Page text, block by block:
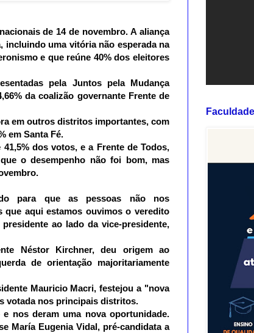
de 14 de novembro. A aliança
incluindo uma vitória não esperada na
e que reúne 40% dos eleitores
pela Juntos pela Mudança
da coalizão governante Frente de
em outros distritos importantes, com
em Santa Fé.
dos votos, e a Frente de Todos,
o desempenho não foi bom, mas
para que as pessoas não nos
que aqui estamos ouvimos o veredito
ao lado da vice-presidente,
Néstor Kirchner, deu origem ao
de orientação majoritariamente
Mauricio Macri, festejou a "nova
votada nos principais distritos.
nos deram uma nova oportunidade.
María Eugenia Vidal, pré-candidata a